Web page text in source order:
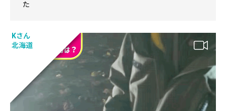
た
Kさん
北海道